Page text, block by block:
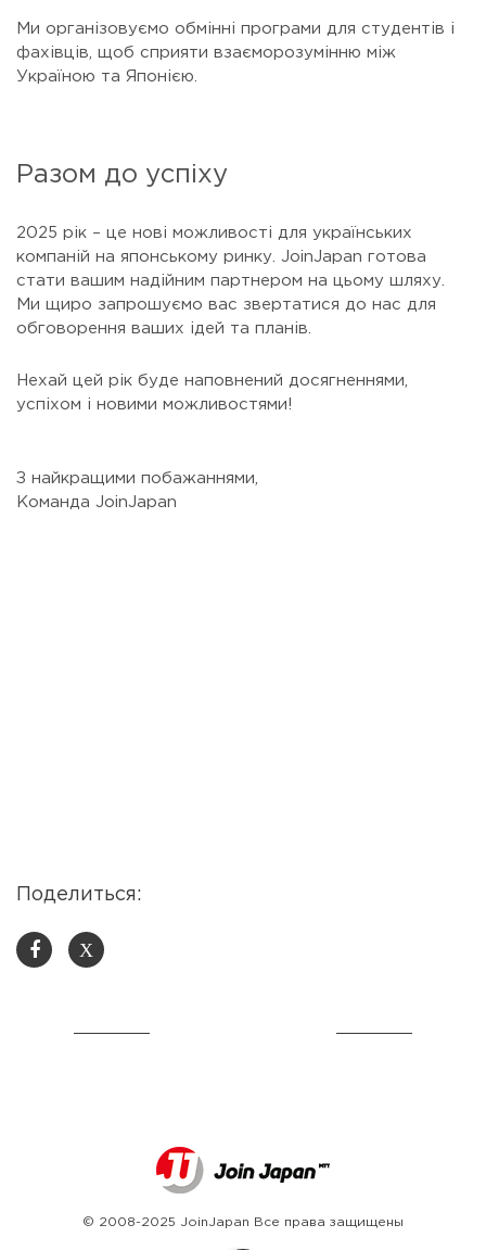
Ми організовуємо обмінні програми для студентів і
фахівців, щоб сприяти взаєморозумінню між
Україною та Японією.
Разом до успіху
2025 рік – це нові можливості для українських
компаній на японському ринку. JoinJapan готова
стати вашим надійним партнером на цьому шляху.
Ми щиро запрошуємо вас звертатися до нас для
обговорення ваших ідей та планів.
Нехай цей рік буде наповнений досягненнями,
успіхом і новими можливостями!
З найкращими побажаннями,
Команда JoinJapan
Поделиться:
X
© 2008-2025 JoinJapan Все права защищены